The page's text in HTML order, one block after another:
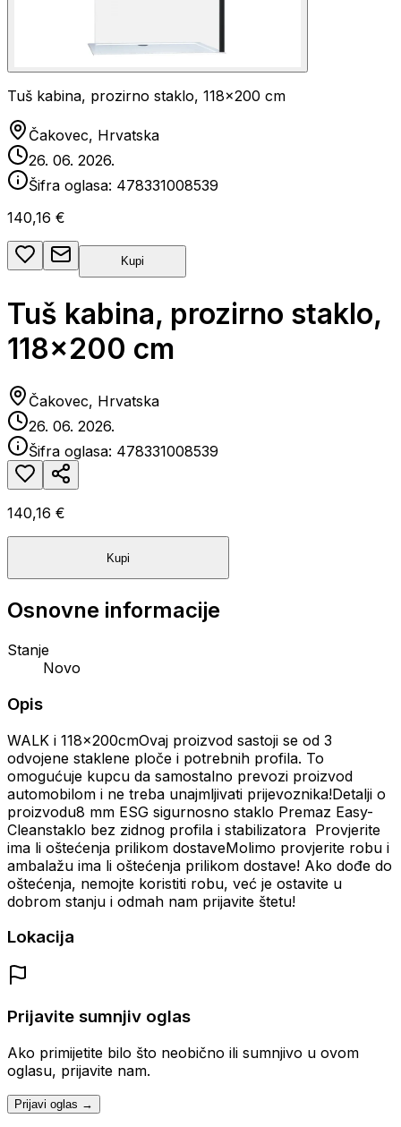
Tuš kabina, prozirno staklo, 118x200 cm
Čakovec, Hrvatska
26. 06. 2026.
Šifra oglasa: 478331008539
140,16 €
Kupi
Tuš kabina, prozirno staklo,
118x200 cm
Čakovec, Hrvatska
26. 06. 2026.
Šifra oglasa: 478331008539
140,16 €
Kupi
Osnovne informacije
Stanje
Novo
Opis
WALK i 118x200cmOvaj proizvod sastoji se od 3
odvojene staklene ploče i potrebnih profila. To
omogućuje kupcu da samostalno prevozi proizvod
automobilom i ne treba unajmljivati prijevoznika!Detalji o
proizvodu8 mm ESG sigurnosno staklo Premaz Easy-
Cleanstaklo bez zidnog profila i stabilizatora Provjerite
ima li oštećenja prilikom dostaveMolimo provjerite robu i
ambalažu ima li oštećenja prilikom dostave! Ako dođe do
oštećenja, nemojte koristiti robu, već je ostavite u
dobrom stanju i odmah nam prijavite štetu!
Lokacija
Prijavite sumnjiv oglas
Ako primijetite bilo što neobično ili sumnjivo u ovom
oglasu, prijavite nam.
Prijavi oglas →